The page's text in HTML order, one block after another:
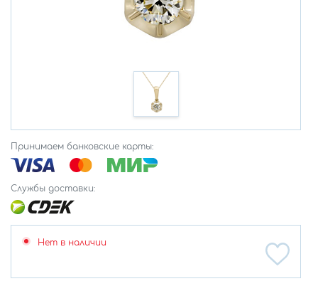
Принимаем банковские карты:
Службы доставки:
Нет в наличии